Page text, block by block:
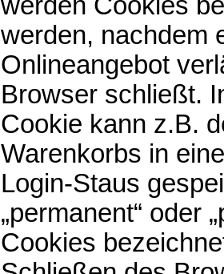
werden, nachdem
Onlineangebot
Browser schließt.
Cookie kann z.B.
Warenkorbs in
Login-Staus
„permanent“ oder
Cookies